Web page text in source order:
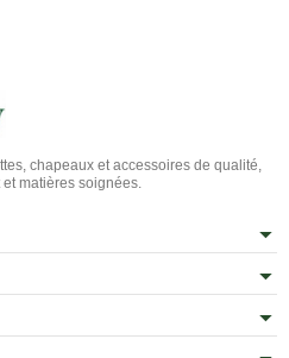
chapeaux et accessoires de qualité,
matières soignées.